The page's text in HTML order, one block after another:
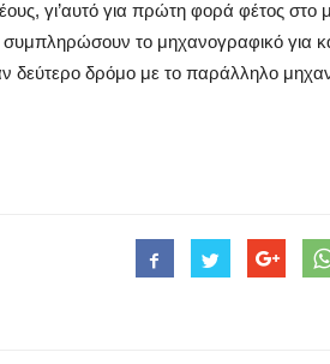
γι’αυτό για πρώτη φορά φέτος
το μηχανογραφικό για
δεύτερο δρόμο με το παράλληλο